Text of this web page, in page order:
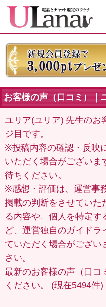
お客様の声（口コミ）｜
ユリア(ユリア) 先生のお
ジ目です。
※投稿内容の確認・反映
いただく場合がございま
待ちください。
※感想・評価は、運営事
掲載の判断をさせていた
る内容や、個人を特定す
ど、運営独自のガイド
ていただく場合がござい
さい。
最新のお客様の声（口コ
ください。 (現在5494件)